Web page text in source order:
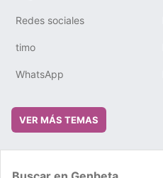
Redes sociales
timo
WhatsApp
VER MÁS TEMAS